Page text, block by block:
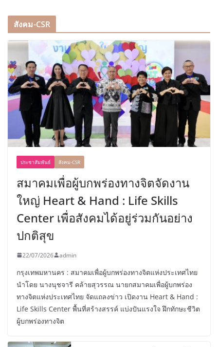
สังคม-CSR
ประชาสัมพันธ์ สังคม-CSR
สมาคมเพื่อผู้บกพร่องทางจิตจัดงาน
ใหญ่ Heart & Hand : Life Skills
Center เพื่อสังคมได้อยู่ร่วมกันอย่าง
ปกติสุข
22/07/2026 admin
กรุงเทพมหานคร : สมาคมเพื่อผู้บกพร่องทางจิตแห่งประเทศไทย
นำโดย นางนุชจารี คล้ายสุวรรณ นายกสมาคมเพื่อผู้บกพร่อง
ทางจิตแห่งประเทศไทย จัดแถลงข่าว เปิดงาน Heart & Hand :
Life Skills Center พื้นที่สร้างสรรค์ แบ่งปันแรงใจ ฝึกทักษะชีวิต
ผู้บกพร่องทางจิต